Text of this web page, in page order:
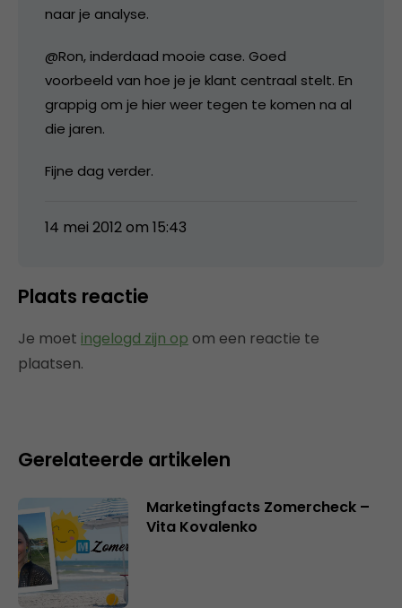
naar je analyse.
@Ron, inderdaad mooie case. Goed
voorbeeld van hoe je je klant centraal stelt. En
grappig om je hier weer tegen te komen na al
die jaren.
Fijne dag verder.
14 mei 2012 om 15:43
Plaats reactie
Je moet ingelogd zijn op om een reactie te
plaatsen.
Gerelateerde artikelen
Marketingfacts Zomercheck –
Vita Kovalenko